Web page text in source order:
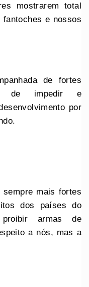
mostrarem total
e nossos
de fortes
de impedir e
por
mais fortes
dos países do
armas de
a nós, mas a